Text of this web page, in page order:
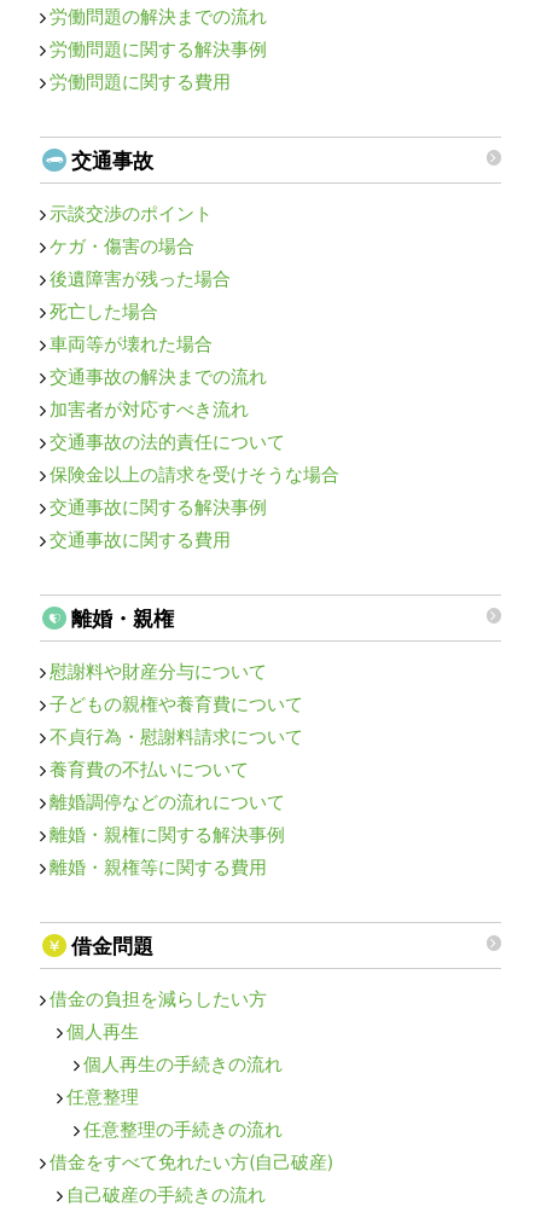
労働問題の解決までの流れ
労働問題に関する解決事例
労働問題に関する費用
交通事故
示談交渉のポイント
ケガ・傷害の場合
後遺障害が残った場合
死亡した場合
車両等が壊れた場合
交通事故の解決までの流れ
加害者が対応すべき流れ
交通事故の法的責任について
保険金以上の請求を受けそうな場合
交通事故に関する解決事例
交通事故に関する費用
離婚・親権
慰謝料や財産分与について
子どもの親権や養育費について
不貞行為・慰謝料請求について
養育費の不払いについて
離婚調停などの流れについて
離婚・親権に関する解決事例
離婚・親権等に関する費用
借金問題
借金の負担を減らしたい方
個人再生
個人再生の手続きの流れ
任意整理
任意整理の手続きの流れ
借金をすべて免れたい方(自己破産)
自己破産の手続きの流れ